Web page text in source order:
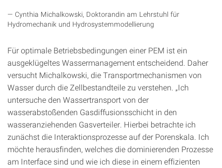
Cynthia Michalkowski, Doktorandin am Lehrstuhl für
Hydromechanik und Hydrosystemmodellierung
Für optimale Betriebsbedingungen einer PEM ist ein
ausgeklügeltes Wassermanagement entscheidend. Daher
versucht Michalkowski, die Transportmechanismen von
Wasser durch die Zellbestandteile zu verstehen. „Ich
untersuche den Wassertransport von der
wasserabstoßenden Gasdiffusionsschicht in den
wasseranziehenden Gasverteiler. Hierbei betrachte ich
zunächst die Interaktionsprozesse auf der Porenskala. Ich
möchte herausfinden, welches die dominierenden Prozesse
am Interface sind und wie ich diese in einem effizienten